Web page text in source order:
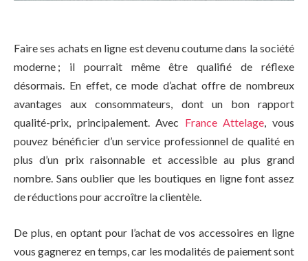
Faire ses achats en ligne est devenu coutume dans la société
moderne ; il pourrait même être qualifié de réflexe
désormais. En effet, ce mode d’achat offre de nombreux
avantages aux consommateurs, dont un bon rapport
qualité-prix, principalement. Avec France Attelage, vous
pouvez bénéficier d’un service professionnel de qualité en
plus d’un prix raisonnable et accessible au plus grand
nombre. Sans oublier que les boutiques en ligne font assez
de réductions pour accroître la clientèle.
De plus, en optant pour l’achat de vos accessoires en ligne
vous gagnerez en temps, car les modalités de paiement sont